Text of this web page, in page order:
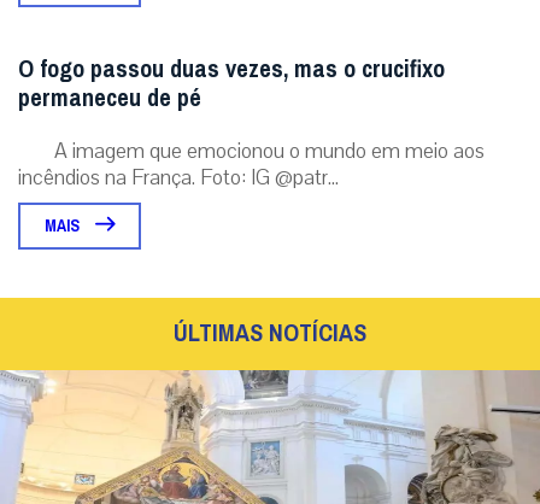
O fogo passou duas vezes, mas o crucifixo
permaneceu de pé
A imagem que emocionou o mundo em meio aos
incêndios na França. Foto: IG @patr...
MAIS
ÚLTIMAS NOTÍCIAS